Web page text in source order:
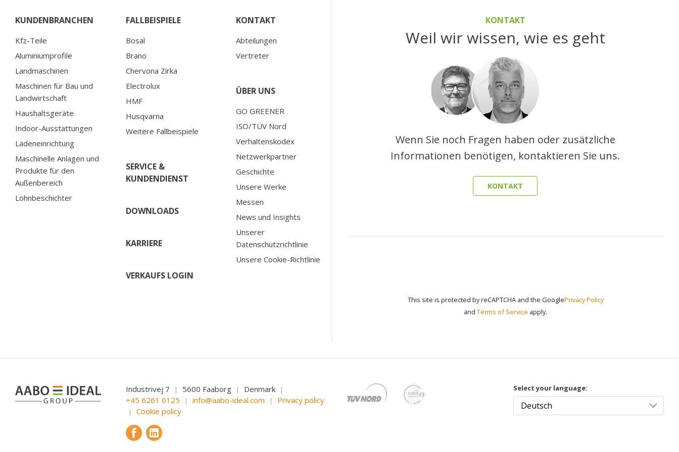
KUNDENBRANCHEN
Kfz-Teile
Aluminiumprofile
Landmaschinen
Maschinen für Bau und
Landwirtschaft
Haushaltsgeräte
Indoor-Ausstattungen
Ladeneinrichtung
Maschinelle Anlagen und
Produkte für den
Außenbereich
Lohnbeschichter
FALLBEISPIELE
Bosal
Brano
Chervona Zirka
Electrolux
HMF
Husqvarna
Weitere Fallbeispiele
SERVICE &
KUNDENDIENST
DOWNLOADS
KARRIERE
VERKAUFS LOGIN
KONTAKT
Abteilungen
Vertreter
ÜBER UNS
GO GREENER
ISO/TÜV Nord
Verhaltenskodex
Netzwerkpartner
Geschichte
Unsere Werke
Messen
News und Insights
Unserer
Datenschutzrichtlinie
Unsere Cookie-Richtlinie
KONTAKT
Weil wir wissen, wie es geht
Wenn Sie noch Fragen haben oder zusätzliche
Informationen benötigen, kontaktieren Sie uns.
KONTAKT
This site is protected by reCAPTCHA and the GooglePrivacy Policy
and Terms of Service apply.
Industrivej 7 | 5600 Faaborg | Denmark |
+45 6261 6125 | info@aabo-ideal.com | Privacy policy
| Cookie policy
Select your language: